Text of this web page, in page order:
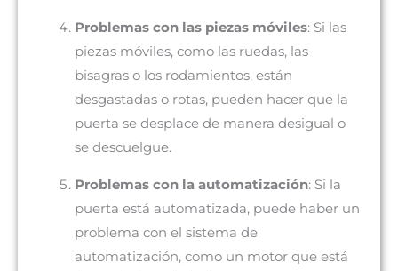
Problemas con las piezas móviles: Si las
piezas móviles, como las ruedas, las
bisagras o los rodamientos, están
desgastadas o rotas, pueden hacer que la
puerta se desplace de manera desigual o
se descuelgue.
Problemas con la automatización: Si la
puerta está automatizada, puede haber un
problema con el sistema de
automatización, como un motor que está